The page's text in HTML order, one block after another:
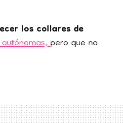
los collares de
pero que no